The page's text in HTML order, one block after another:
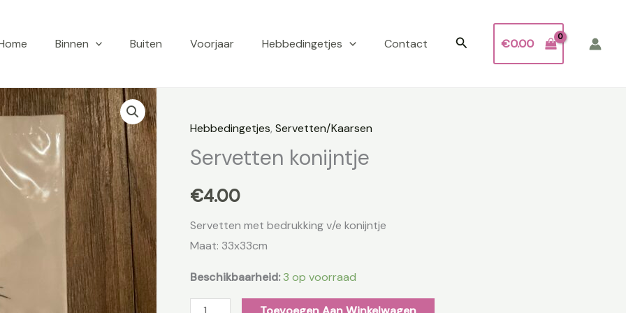
Binnen Buiten Voorjaar Hebbedingetjes Contact Zoeken €0.00
Hebbedingetjes, Servetten/Kaarsen
Servetten konijntje
€4.00
Servetten met bedrukking v/e konijntje
Maat: 33x33cm
Beschikbaarheid: 3 op voorraad